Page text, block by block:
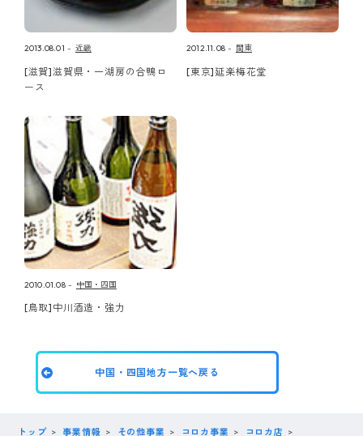
2013.08.01 近畿
[滋賀]滋賀県・一湖房の合鴨ロ
ース
2012.11.08 関東
[東京]延楽梅花堂
2010.01.08 中国・四国
[鳥取]中川酒造・強力
中国・四国地方一覧へ戻る
トップ 事業情報 その他事業 コロカ事業 コロカ店